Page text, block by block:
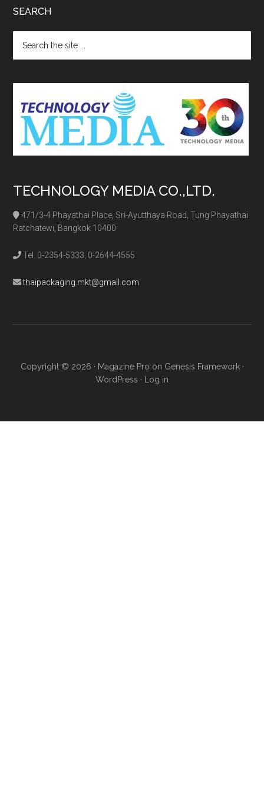
SEARCH
the
TECHNOLOGY MEDIA CO.,LTD.
471/3-4 Phayathai Place, Sri-Ayutthaya Road, Tung Phayathai
Ratchatewi, Bangkok 10400
Tel. 0-2354-5333, 0-2644-4555
thaipackaging.mkt@gmail.com
Copyright © 2026 · Magazine Pro on Genesis Framework·
WordPress · Log in